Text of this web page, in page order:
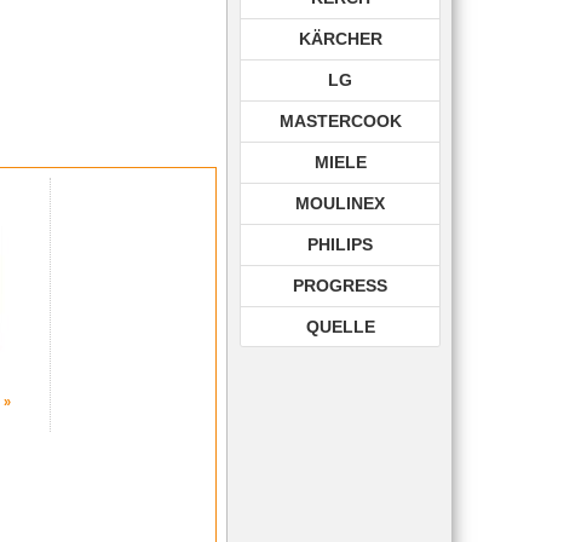
KÄRCHER
LG
MASTERCOOK
MIELE
MOULINEX
PHILIPS
PROGRESS
QUELLE